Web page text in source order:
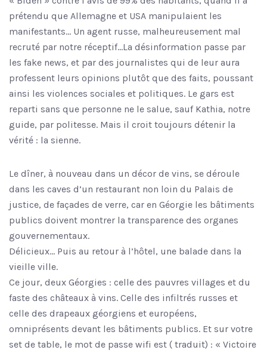
prétendu que Allemagne et USA manipulaient les
manifestants… Un agent russe, malheureusement mal
recruté par notre réceptif…La désinformation passe par
les fake news, et par des journalistes qui de leur aura
professent leurs opinions plutôt que des faits, poussant
ainsi les violences sociales et politiques. Le gars est
reparti sans que personne ne le salue, sauf Kathia, notre
guide, par politesse. Mais il croit toujours détenir la
vérité : la sienne.
Le dîner, à nouveau dans un décor de vins, se déroule
dans les caves d’un restaurant non loin du Palais de
justice, de façades de verre, car en Géorgie les bâtiments
publics doivent montrer la transparence des organes
gouvernementaux.
Délicieux… Puis au retour à l’hôtel, une balade dans la
vieille ville.
Ce jour, deux Géorgies : celle des pauvres villages et du
faste des châteaux à vins. Celle des infiltrés russes et
celle des drapeaux géorgiens et européens,
omniprésents devant les bâtiments publics. Et sur votre
set de table, le mot de passe wifi est ( traduit) : « Victoire